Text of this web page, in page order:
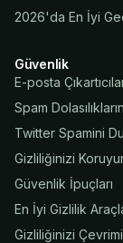
2026'da En İyi
Güvenlik
E-posta
Spam
Twitter Spamini
Gizliliğinizi
Güvenlik İpuçları
En İyi Gizlilik
Gizliliğinizi